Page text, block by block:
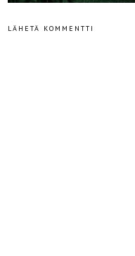
LÄHETÄ KOMMENTTI